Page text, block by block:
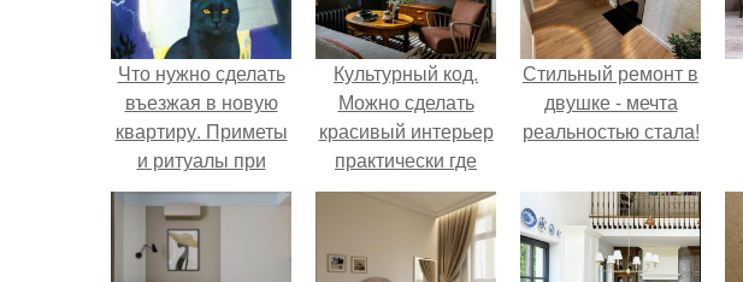
Что нужно сделать
въезжая в новую
квартиру. Приметы
и ритуалы при
новоселье
Культурный код.
Можно сделать
красивый интерьер
практически где
угодно.
Стильный ремонт в
двушке - мечта
реальностью стала!